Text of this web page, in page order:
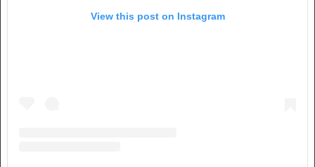
View this post on Instagram